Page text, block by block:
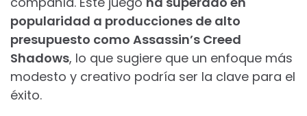
popularidad a producciones de alto
presupuesto como Assassin’s Creed
Shadows, lo que sugiere que un enfoque más
modesto y creativo podría ser la clave para el
éxito.